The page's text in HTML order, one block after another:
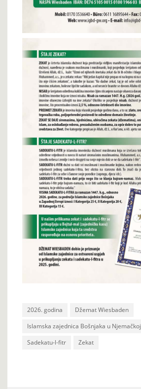
2026. godina
Džemat Wiesbaden
Islamska zajednica Bošnjaka u Njemačkoj
Sadekatu-l-fitr
Zekat